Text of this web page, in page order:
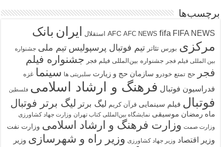
برچسب‌ها
AFC AFC NEWS fifa FIFA NEWS استقلال ایران بانک
مرکزی بورس تئاتر تیم فوتبال پرسپولیس تیم ملی جشنواره
بین المللی فیلم فجر
جشنواره بین‌المللی فیلم فجر جشنواره فیلم
فجر
حج تمتع خودرو سازمان حج و زیارت سلبریتی ها سینما غزه
فدراسیون فوتبال فرهنگ و ارشاد اسلامی فلسطین
فوتبال فیلم سینمایی قرآن کریم لیگ برتر لیگ برتر فوتبال
ماه رمضان موسیقی نمایشگاه بین‌المللی کتاب تهران وزارت جهاد کشاورزی
وزارت صمت وزارت فرهنگ و ارشاد اسلامی وزارت نفت
وزیر اقتصاد وزیر جهاد کشاورزی وزیر راه و شهرسازی وزیر